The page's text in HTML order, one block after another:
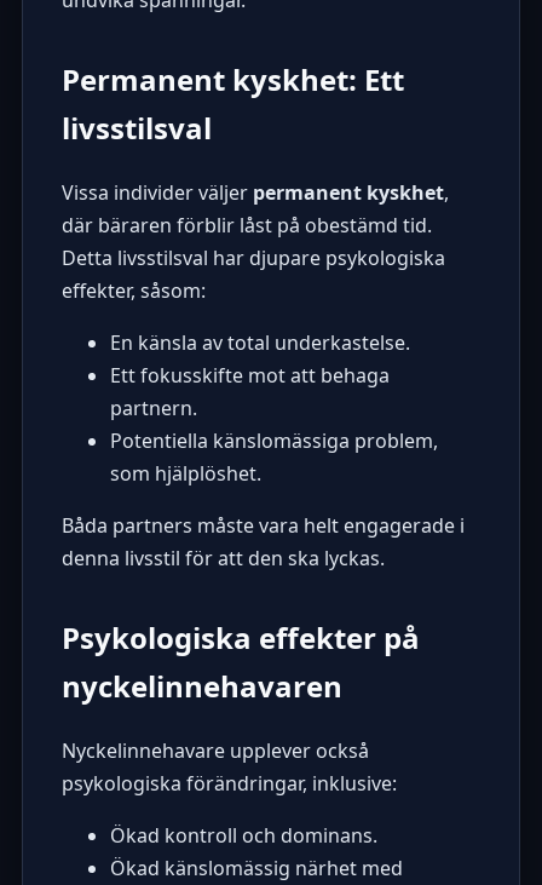
Permanent kyskhet: Ett
livsstilsval
Vissa individer väljer permanent kyskhet,
där bäraren förblir låst på obestämd tid.
Detta livsstilsval har djupare psykologiska
effekter, såsom:
En känsla av total underkastelse.
Ett fokusskifte mot att behaga
partnern.
Potentiella känslomässiga problem,
som hjälplöshet.
Båda partners måste vara helt engagerade i
denna livsstil för att den ska lyckas.
Psykologiska effekter på
nyckelinnehavaren
Nyckelinnehavare upplever också
psykologiska förändringar, inklusive:
Ökad kontroll och dominans.
Ökad känslomässig närhet med